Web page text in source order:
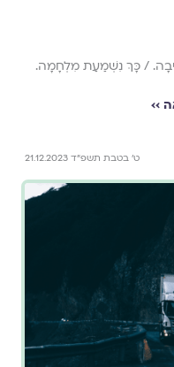
/ כָּךְ נִשְׁמַעַת מִלְחָמָה.
››
ט׳ בטבת תשפ״ד 21.12.2023